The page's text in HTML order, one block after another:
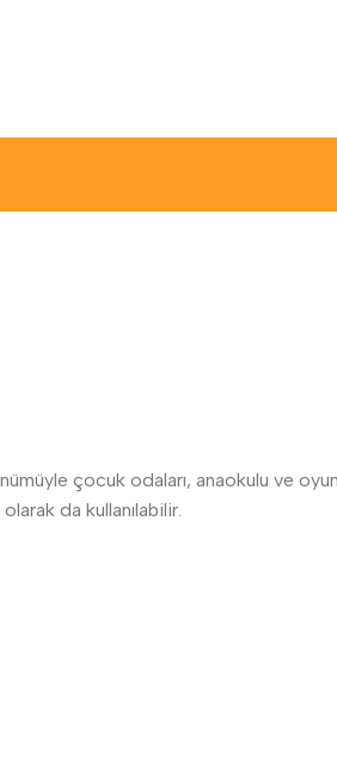
çocuk odaları, anaokulu ve
da kullanılabilir.